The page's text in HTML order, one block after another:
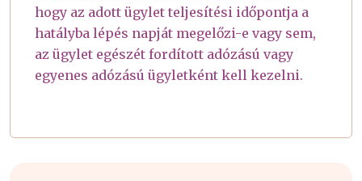
hogy az adott ügylet teljesítési időpontja a
hatályba lépés napját megelőzi-e vagy sem,
az ügylet egészét fordított adózású vagy
egyenes adózású ügyletként kell kezelni.